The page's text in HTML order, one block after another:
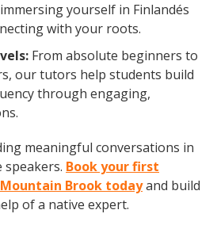
yourself in Finlandés
with your roots.
From absolute beginners to
our tutors help students build
through engaging,
meaningful conversations in
speakers. Book your first
Brook todayand build
of a native expert.